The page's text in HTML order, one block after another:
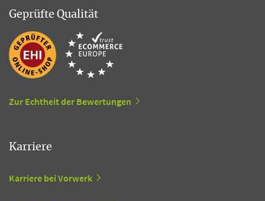
Geprüfte Qualität
Zur Echtheit der Bewertungen
Karriere
Karriere bei Vorwerk